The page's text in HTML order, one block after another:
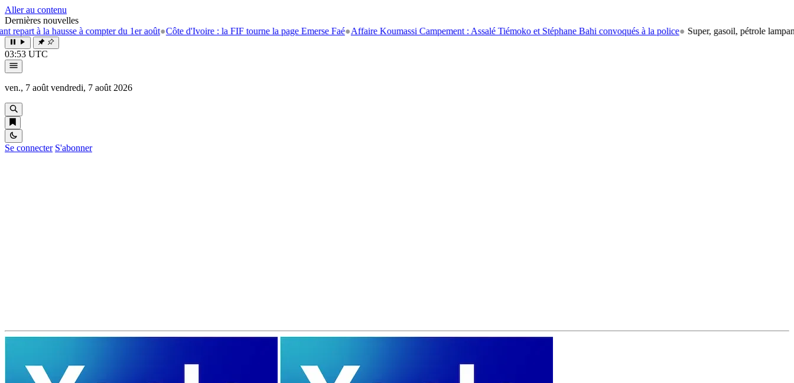
Aller au contenu
Dernières nouvelles
la hausse à compter du 1er août●Côte d'Ivoire : la FIF tourne la page Emerse Faé●Affaire Koumassi Campement : Assalé Tiémoko et Stéphane Bahi convoqués à la police ● Super, gasoil, pétrole lampant: le
03:53 UTC
ven., 7 août vendredi, 7 août 2026
Se connecter S'abonner